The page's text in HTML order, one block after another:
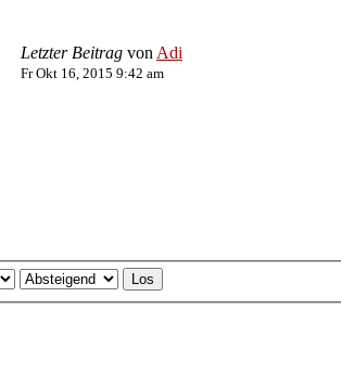
Letzter Beitrag von Adi
Fr Okt 16, 2015 9:42 am